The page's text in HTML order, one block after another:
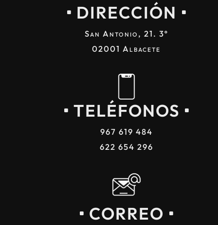
DIRECCIÓN
San Antonio, 21. 3º
02001 Albacete
TELÉFONOS
967 619 484
622 654 296
CORREO